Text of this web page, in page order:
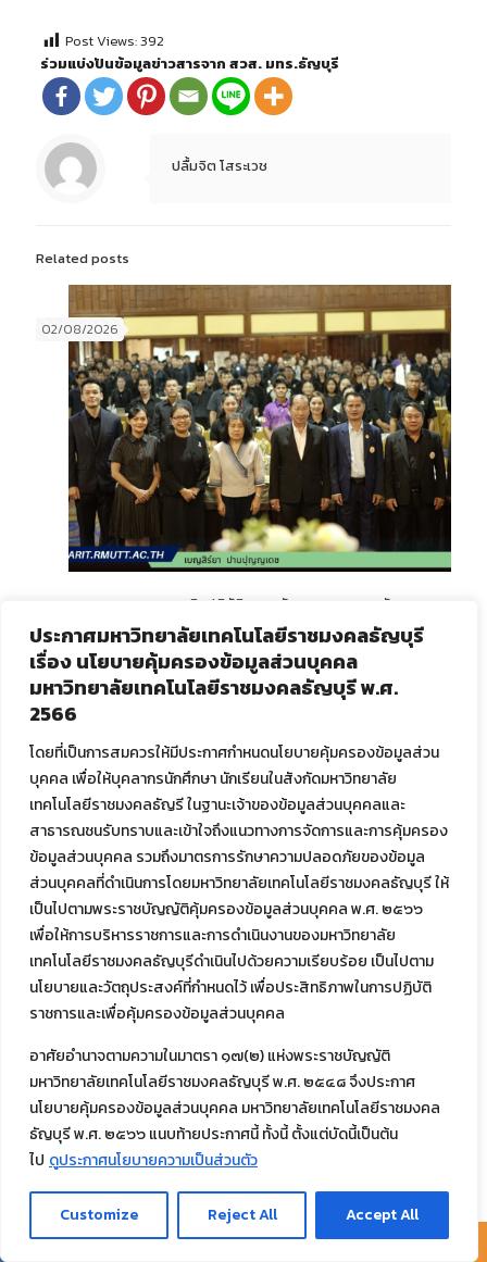
ประกาศมหาวิทยาลัยเทคโนโลยีราชมงคลธัญบุรี
เรื่อง นโยบายคุ้มครองข้อมูลส่วนบุคคล
มหาวิทยาลัยเทคโนโลยีราชมงคลธัญบุรี พ.ศ.
2566
โดยที่เป็นการสมควรให้มีประกาศกำหนดนโยบายคุ้มครองข้อมูลส่วน
บุคคล เพื่อให้บุคลากรนักศึกษา นักเรียนในสังกัดมหาวิทยาลัย
เทคโนโลยีราชมงคลธัญรี ในฐานะเจ้าของข้อมูลส่วนบุคคลและ
สาธารณชนรับทราบและเข้าใจถึงแนวทางการจัดการและการคุ้มครอง
ข้อมูลส่วนบุคคล รวมถึงมาตรการรักษาความปลอดภัยของข้อมูล
ส่วนบุคคลที่ดำเนินการโดยมหาวิทยาลัยเทคโนโลยีราชมงคลธัญบุรี ให้
เป็นไปตามพระราชบัญญัติคุ้มครองข้อมูลส่วนบุคคล พ.ศ. ๒๕๖๖
เพื่อให้การบริหารราชการและการดำเนินงานของมหาวิทยาลัย
เทคโนโลยีราชมงคลธัญบุรีดำเนินไปด้วยความเรียบร้อย เป็นไปตาม
นโยบายและวัตถุประสงค์ที่กำหนดไว้ เพื่อประสิทธิภาพในการปฏิบัติ
ราชการและเพื่อคุ้มครองข้อมูลส่วนบุคคล
อาศัยอำนาจตามความในมาตรา ๑๗(๒) แห่งพระราชบัญญัติ
มหาวิทยาลัยเทคโนโลยีราชมงคลธัญบุรี พ.ศ. ๒๕๔๘ จึงประกาศ
นโยบายคุ้มครองข้อมูลส่วนบุคคล มหาวิทยาลัยเทคโนโลยีราชมงคล
ธัญบุรี พ.ศ. ๒๕๖๖ แนบท้ายประกาศนี้ ทั้งนี้ ตั้งแต่บัดนี้เป็นต้น
ไป ดูประกาศนโยบายความเป็นส่วนตัว
Customize Reject All Accept All
Post Views:392
ร่วมแบ่งปันข้อมูลข่าวสารจาก สวส. มทร.ธัญบุรี
ปลื้มจิต โสระเวช
Related posts
02/08/2026
ภาพบรรยากาศ การอบรมเชิงปฏิบัติการ หลักสูตรการอบรมพัฒนา
ศักยภาพการสอนของครู รุ่นที่ 2 ณ โรงแรมเชียงใหม่ออคิด (ครู ศศช.)
Read more
02/08/2026
ภาพบรรยากาศ การอบรมเชิงปฏิบัติการ หลักสูตรการอบรมพัฒนา
ศักยภาพการสอนของครู รุ่นที่ 1 ณ โรงแรมเชียงใหม่ออคิด (ครู ศศช.)
Read more